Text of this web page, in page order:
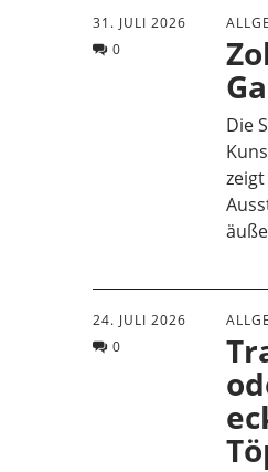
31. JULI 2026
0
Die
24. JULI 2026
0